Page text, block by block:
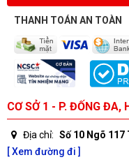
THANH TOÁN AN TOÀN
CƠ SỞ 1 - P. ĐỐNG ĐA,
Địa chỉ: Số 10 Ngõ 117
[ Xem đường đi ]